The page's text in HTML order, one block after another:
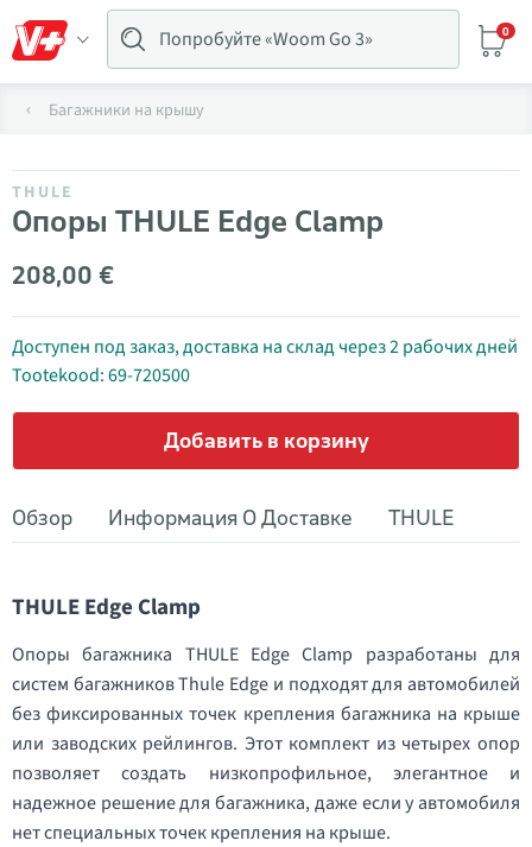
0
Багажники на крышу
THULE
Опоры THULE Edge Clamp
208,00 €
Доступен под заказ, доставка на склад через 2 рабочих дней
Tootekood: 69-720500
Добавить в корзину
Обзор Информация О Доставке THULE
THULE Edge Clamp
Опоры багажника THULE Edge Clamp разработаны для
систем багажников Thule Edge и подходят для автомобилей
без фиксированных точек крепления багажника на крыше
или заводских рейлингов. Этот комплект из четырех опор
позволяет создать низкопрофильное, элегантное и
надежное решение для багажника, даже если у автомобиля
нет специальных точек крепления на крыше.